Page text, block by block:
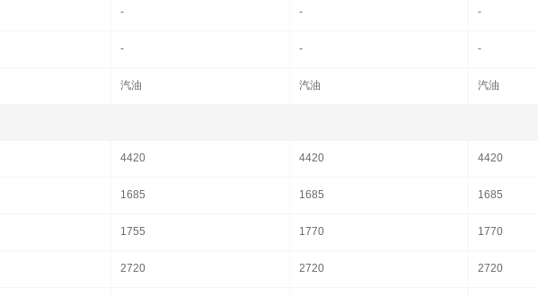
- - -
- - -
汽油 汽油 汽油
4420 4420 4420
1685 1685 1685
1755 1770 1770
2720 2720 2720